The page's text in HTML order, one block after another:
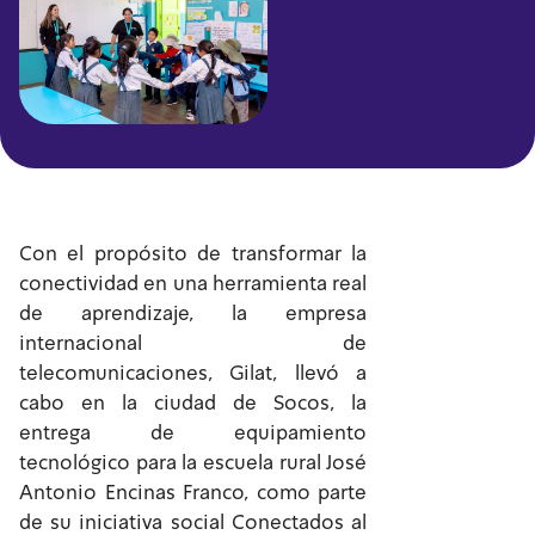
Con el propósito de transformar la
conectividad en una herramienta real
de aprendizaje, la empresa
internacional de
telecomunicaciones, Gilat, llevó a
cabo en la ciudad de Socos, la
entrega de equipamiento
tecnológico para la escuela rural José
Antonio Encinas Franco, como parte
de su iniciativa social Conectados al